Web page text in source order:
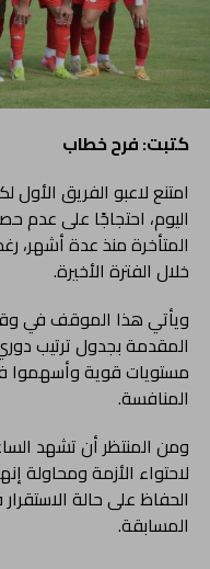
كتبت: فرح خطاب
امتنع لاعبو الفريق
اليوم، احتجاجًا على عدم
المتأخرة منذ عدة أشهر،
خلال الفترة الأخيرة.
ويأتي هذا الموقف في
المقدمة بجدول ترتيب
مستويات قوية وأسهموا
المنافسة.
ومن المنتظر أن تشهد
لاحتواء الأزمة ومحاولة
الحفاظ على حالة
المسابقة.